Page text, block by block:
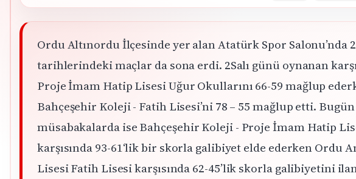
Ordu Altınordu İlçesinde yer alan Atatürk Spor Salonu’nda
tarihlerindeki maçlar da sona erdi. 2Salı günü oynanan
Proje İmam Hatip Lisesi Uğur Okullarını 66-59 mağlup
Bahçeşehir Koleji - Fatih Lisesi’ni 78 – 55 mağlup etti.
müsabakalarda ise Bahçeşehir Koleji - Proje İmam Hatip
karşısında 93-61‘lik bir skorla galibiyet elde ederken Ordu
Lisesi Fatih Lisesi karşısında 62-45’lik skorla galibiyetini